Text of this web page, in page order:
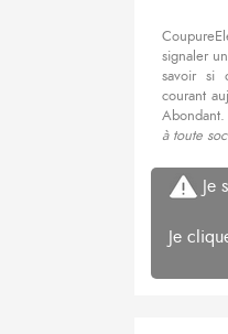
signaler
savoir si
courant
Abondant.
à toute
Je
Je